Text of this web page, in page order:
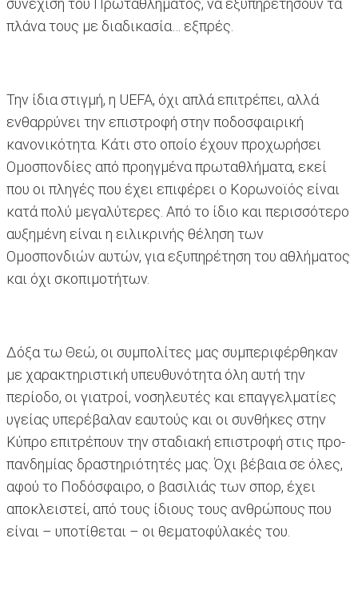
συνέχιση του Πρωταθλήματος, να εξυπηρετήσουν τα
πλάνα τους με διαδικασία… εξπρές.
Την ίδια στιγμή, η UEFA, όχι απλά επιτρέπει, αλλά
ενθαρρύνει την επιστροφή στην ποδοσφαιρική
κανονικότητα. Κάτι στο οποίο έχουν προχωρήσει
Ομοσπονδίες από προηγμένα πρωταθλήματα, εκεί
που οι πληγές που έχει επιφέρει ο Κορωνοϊός είναι
κατά πολύ μεγαλύτερες. Από το ίδιο και περισσότερο
αυξημένη είναι η ειλικρινής θέληση των
Ομοσπονδιών αυτών, για εξυπηρέτηση του αθλήματος
και όχι σκοπιμοτήτων.
Δόξα τω Θεώ, οι συμπολίτες μας συμπεριφέρθηκαν
με χαρακτηριστική υπευθυνότητα όλη αυτή την
περίοδο, οι γιατροί, νοσηλευτές και επαγγελματίες
υγείας υπερέβαλαν εαυτούς και οι συνθήκες στην
Κύπρο επιτρέπουν την σταδιακή επιστροφή στις προ-
πανδημίας δραστηριότητές μας. Όχι βέβαια σε όλες,
αφού το Ποδόσφαιρο, ο βασιλιάς των σπορ, έχει
αποκλειστεί, από τους ίδιους τους ανθρώπους που
είναι – υποτίθεται – οι θεματοφύλακές του.